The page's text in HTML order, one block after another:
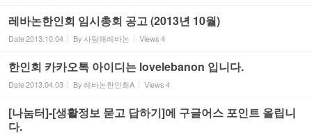
레바논한인회 임시총회 공고 (2013년 10월)
Date2013.10.04 By 사랑해레바논 Views4
한인회 카카오톡 아이디는 lovelebanon 입니다.
Date2013.04.03 By레바논한인회A Views4
[나눔터]-[생활정보 묻고 답하기]에 구글어스 포인트 올립니
다.